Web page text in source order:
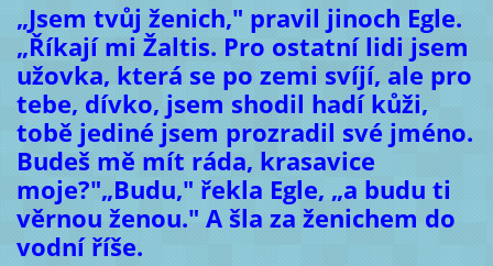
„Jsem tvůj ženich," pravil jinoch Egle.
„Říkají mi Žaltis. Pro ostatní lidi jsem
užovka, která se po zemi svíjí, ale pro
tebe, dívko, jsem shodil hadí kůži,
tobě jediné jsem prozradil své jméno.
Budeš mě mít ráda, krasavice
moje?"„Budu," řekla Egle, „a budu ti
věrnou ženou." A šla za ženichem do
vodní říše.